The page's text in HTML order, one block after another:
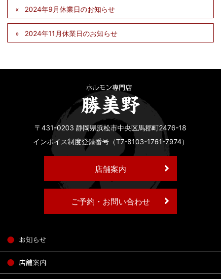
2024年9月休業日のお知らせ
2024年11月休業日のお知らせ
〒431-0203 静岡県浜松市中央区馬郡町2476-18
インボイス制度登録番号（T7-8103-1761-7974）
店舗案内
ご予約・お問い合わせ
お知らせ
店舗案内